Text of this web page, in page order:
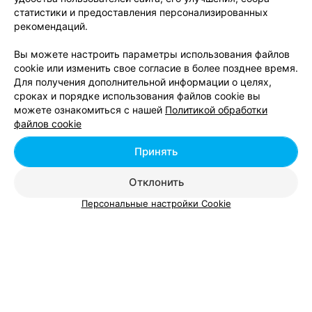
Курсы косметолога в Витебске
Добавить компанию
Добавить специалиста
статистики и предоставления персонализированных
рекомендаций.
Вы можете настроить параметры использования файлов
cookie или изменить свое согласие в более позднее время.
Для получения дополнительной информации о целях,
сроках и порядке использования файлов cookie вы
можете ознакомиться с нашей Политикой обработки
файлов cookie
Отклонить
Принять
Персональные настройки Cookie